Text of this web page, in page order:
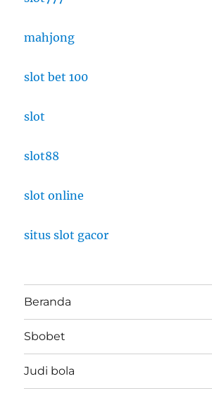
mahjong
slot bet 100
slot
slot88
slot online
situs slot gacor
Beranda
Sbobet
Judi bola